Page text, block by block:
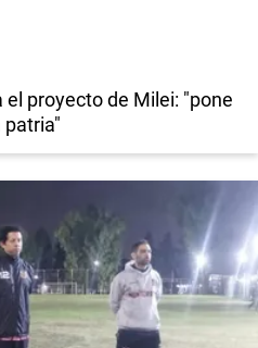
el proyecto de Milei: "pone
patria"